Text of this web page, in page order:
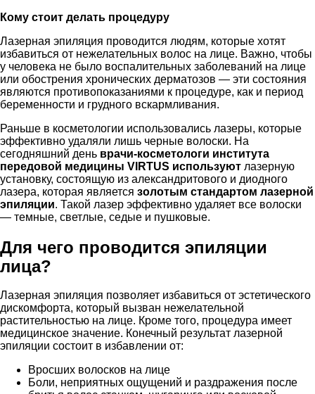
Кому стоит делать процедуру
Лазерная эпиляция проводится людям, которые хотят
избавиться от нежелательных волос на лице. Важно, чтобы
у человека не было воспалительных заболеваний на лице
или обострения хронических дерматозов — эти состояния
являются противопоказаниями к процедуре, как и период
беременности и грудного вскармливания.
Раньше в косметологии использовались лазеры, которые
эффективно удаляли лишь черные волоски. На
сегодняшний день врачи-косметологи института
передовой медицины VIRTUS используют лазерную
установку, состоящую из александритового и диодного
лазера, которая является золотым стандартом лазерной
эпиляции. Такой лазер эффективно удаляет все волоски
— темные, светлые, седые и пушковые.
Для чего проводится эпиляции
лица?
Лазерная эпиляция позволяет избавиться от эстетического
дискомфорта, который вызван нежелательной
растительностью на лице. Кроме того, процедура имеет
медицинское значение. Конечный результат лазерной
эпиляции состоит в избавлении от:
Вросших волосков на лице
Боли, неприятных ощущений и раздражения после